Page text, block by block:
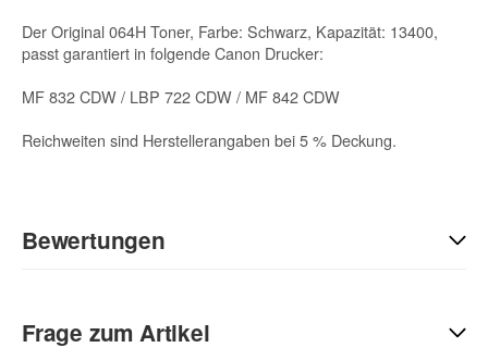
Der Original 064H Toner, Farbe: Schwarz, Kapazität: 13400,
passt garantiert in folgende Canon Drucker:
MF 832 CDW / LBP 722 CDW / MF 842 CDW
Reichweiten sind Herstellerangaben bei 5 % Deckung.
Bewertungen
Sie Anderen bei der Kaufentscheidung:
Frage zum Artikel